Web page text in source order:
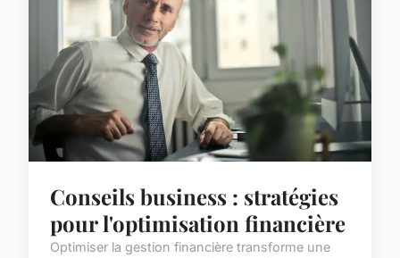
Conseils business : stratégies
pour l'optimisation financière
Optimiser la gestion financière transforme une